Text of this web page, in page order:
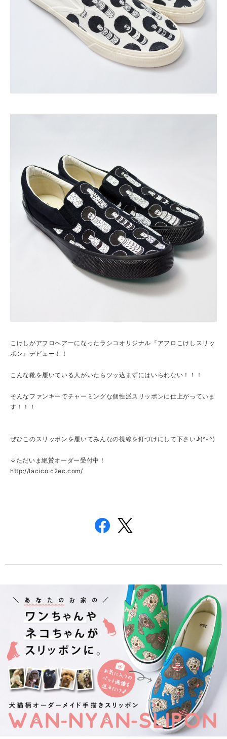
こけしがアフロヘアーになったラシコオリジナル『アフロこけしスリッ
ポン』デビュー！！
こんな靴を履いている人がいたらツッ込まずにはいられない！！！
そんなファンキーでチャーミングな個性派スリッポンに仕上がっていま
す！！！
ぜひこのスリッポンを履いてみんなの視線を釘づけにして下さい♪(^-^)
↓ただいま絶賛オーダー受付中！
http://lacico.c2ec.com/